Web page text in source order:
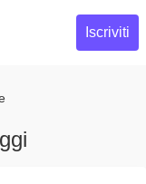
Iscriviti